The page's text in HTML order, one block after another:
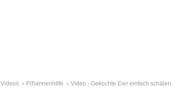
Videos P(f)annenhilfe Video - Gekochte Eier einfach schälen